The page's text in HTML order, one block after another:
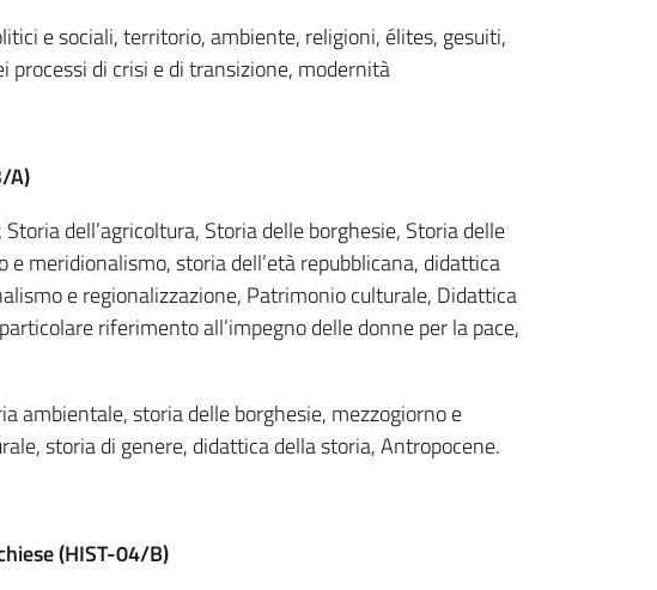
e sociali, territorio, ambiente, religioni, élites, gesuiti,
di crisi e di transizione, modernità
A)
dell’agricoltura, Storia delle borghesie, Storia delle
e meridionalismo, storia dell’età repubblicana, didattica
e regionalizzazione, Patrimonio culturale, Didattica
riferimento all’impegno delle donne per la pace,
ambientale, storia delle borghesie, mezzogiorno e
storia di genere, didattica della storia, Antropocene.
(HIST-04/B)